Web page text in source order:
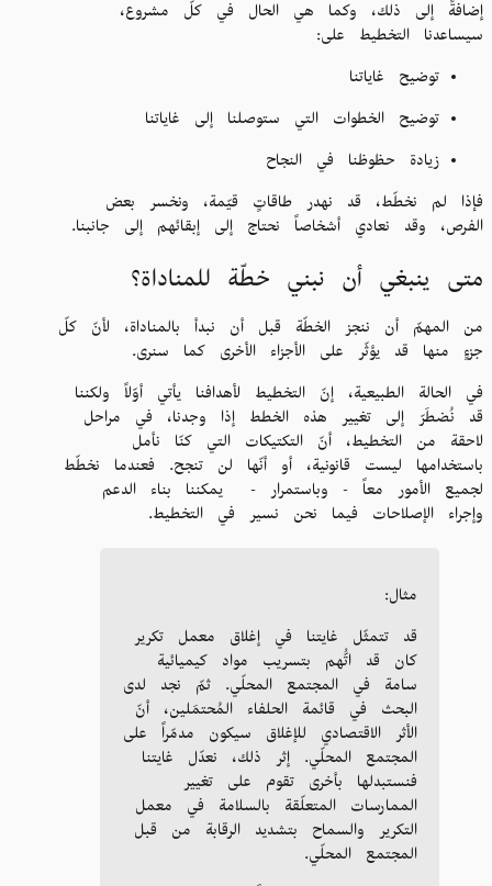
إضافةً إلى ذلك، وكما هي الحال في كلّ مشروع،
سيساعدنا التخطيط على:
توضيح غاياتنا
توضيح الخطوات التي ستوصلنا إلى غاياتنا
زيادة حظوظنا في النجاح
فإذا لم نخطّط، قد نهدر طاقاتٍ قيّمة، ونخسر بعض
الفرص، وقد نعادي أشخاصاً نحتاج إلى إبقائهم إلى جانبنا.
متى ينبغي أن نبني خطّة للمناداة؟
من المهمّ أن ننجز الخطّة قبل أن نبدأ بالمناداة، لأنّ كلّ
جزءٍ منها قد يؤثّر على الأجزاء الأخرى كما سنرى.
في الحالة الطبيعية، إنّ التخطيط لأهدافنا يأتي أوّلاً ولكننا
قد نُضطَرّ إلى تغيير هذه الخطط إذا وجدنا، في مراحل
لاحقة من التخطيط، أنّ التكتيكات التي كنّا نأمل
باستخدامها ليست قانونية، أو أنّها لن تنجح. فعندما نخطّط
لجميع الأمور معاً - وباستمرار - يمكننا بناء الدعم
وإجراء الإصلاحات فيما نحن نسير في التخطيط.
مثال:
قد تتمثّل غايتنا في إغلاق معمل تكرير
كان قد اتُّهم بتسريب مواد كيميائية
سامة في المجتمع المحلّي. ثمّ نجد لدى
البحث في قائمة الحلفاء المُحتمَلين، أنّ
الأثر الاقتصادي للإغلاق سيكون مدمّراً على
المجتمع المحلّي. إثر ذلك، نعدّل غايتنا
فنستبدلها بأخرى تقوم على تغيير
الممارسات المتعلّقة بالسلامة في معمل
التكرير والسماح بتشديد الرقابة من قبل
المجتمع المحلّي.